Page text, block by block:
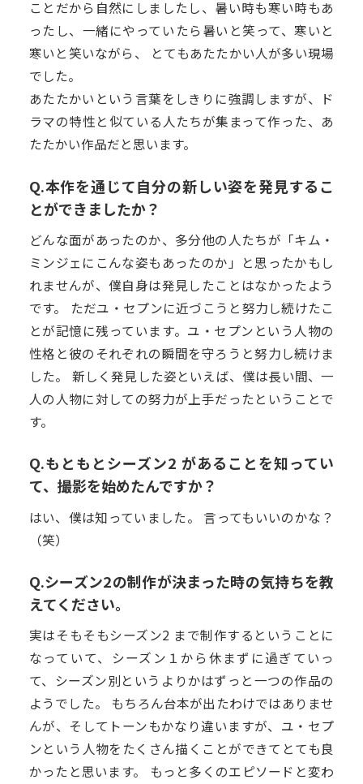
ことだから自然にしましたし、暑い時も寒い時もあ
ったし、一緒にやっていたら暑いと笑って、寒いと
寒いと笑いながら、 とてもあたたかい人が多い現場
でした。
あたたかいという言葉をしきりに強調しますが、ド
ラマの特性と似ている人たちが集まって作った、あ
たたかい作品だと思います。
Q.本作を通じて自分の新しい姿を発見するこ
とができましたか？
どんな面があったのか、多分他の人たちが「キム・
ミンジェにこんな姿もあったのか」と思ったかもし
れませんが、僕自身は発見したことはなかったよう
です。 ただユ・セプンに近づこうと努力し続けたこ
とが記憶に残っています。ユ・セプンという人物の
性格と彼のそれぞれの瞬間を守ろうと努力し続けま
した。 新しく発見した姿といえば、僕は長い間、一
人の人物に対しての努力が上手だったということで
す。
Q.もともとシーズン2 があることを知ってい
て、撮影を始めたんですか？
はい、僕は知っていました。 言ってもいいのかな？
（笑）
Q.シーズン2の制作が決まった時の気持ちを教
えてください。
実はそもそもシーズン2 まで制作するということに
なっていて、シーズン１から休まずに過ぎていっ
て、シーズン別というよりかはずっと一つの作品の
ようでした。 もちろん台本が出たわけではありませ
んが、そしてトーンもかなり違いますが、ユ・セプ
ンという人物をたくさん描くことができてとても良
かったと思います。 もっと多くのエピソードと変わ